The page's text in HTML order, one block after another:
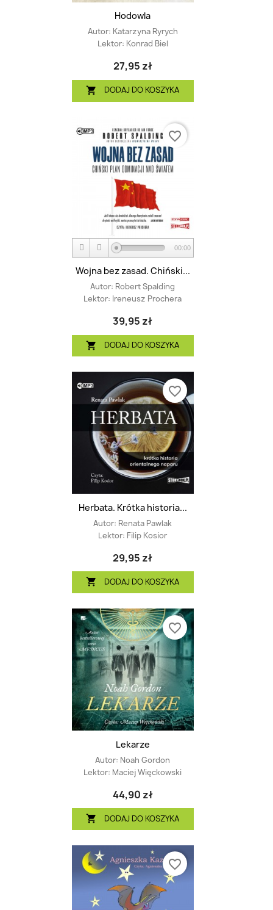
Hodowla
Autor: Katarzyna Ryrych
Lektor: Konrad Biel
27,95 zł
 DODAJ DO KOSZYKA
00:00
Wojna bez zasad. Chiński...
Autor: Robert Spalding
Lektor: Ireneusz Prochera
39,95 zł
 DODAJ DO KOSZYKA
favorite_border
Herbata. Krótka historia...
Autor: Renata Pawlak
Lektor: Filip Kosior
29,95 zł
 DODAJ DO KOSZYKA
favorite_border
Lekarze
Autor: Noah Gordon
Lektor: Maciej Więckowski
44,90 zł
 DODAJ DO KOSZYKA
favorite_border
favorite_border